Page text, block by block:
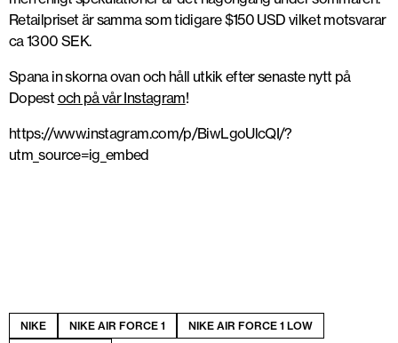
Retailpriset är samma som tidigare $150 USD vilket motsvarar
ca 1300 SEK.
Spana in skorna ovan och håll utkik efter senaste nytt på
Dopest och på vår Instagram!
https://www.instagram.com/p/BiwLgoUlcQI/?
utm_source=ig_embed
NIKE NIKE AIR FORCE 1
NIKE AIR FORCE 1 LOW